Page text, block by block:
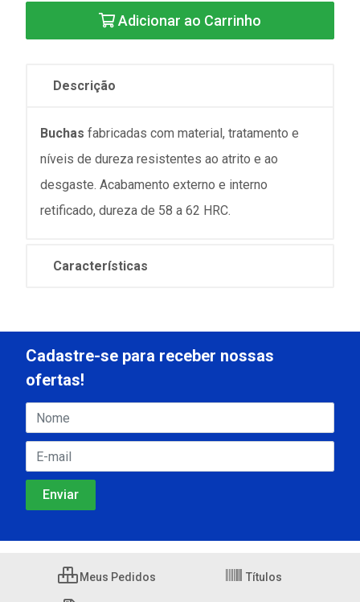
Adicionar ao Carrinho
Descrição
Buchas fabricadas com material, tratamento e
níveis de dureza resistentes ao atrito e ao
desgaste. Acabamento externo e interno
retificado, dureza de 58 a 62 HRC.
Características
Cadastre-se para receber nossas
ofertas!
Meus Pedidos Títulos